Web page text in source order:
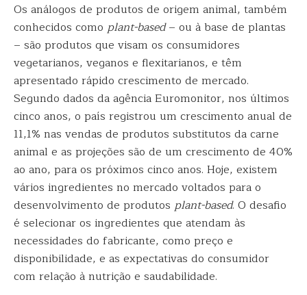
Os análogos de produtos de origem animal, também
conhecidos como plant-based– ou à base de plantas
– são produtos que visam os consumidores
vegetarianos, veganos e flexitarianos, e têm
apresentado rápido crescimento de mercado.
Segundo dados da agência Euromonitor, nos últimos
cinco anos, o país registrou um crescimento anual de
11,1% nas vendas de produtos substitutos da carne
animal e as projeções são de um crescimento de 40%
ao ano, para os próximos cinco anos. Hoje, existem
vários ingredientes no mercado voltados para o
desenvolvimento de produtos plant-based. O desafio
é selecionar os ingredientes que atendam às
necessidades do fabricante, como preço e
disponibilidade, e as expectativas do consumidor
com relação à nutrição e saudabilidade.